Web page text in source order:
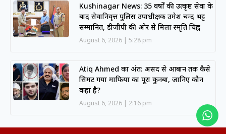
Kushinagar News: 35 वर्षों की उत्कृष्ट सेवा के
बाद सेवानिवृत्त पुलिस उपाधीक्षक उमेश चन्द भट्ट
सम्मानित, डीजीपी की ओर से मिला स्मृति चिह्न
August 6, 2026 5:28 pm
Atiq Ahmed का अंत: असद से आबान तक कैसे
सिमट गया माफिया का पूरा कुनबा, जानिए कौन
कहां है?
August 6, 2026 2:16 pm